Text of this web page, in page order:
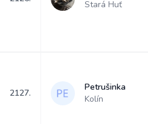
Stará Huť
2127.
Petrušinka
Kolín